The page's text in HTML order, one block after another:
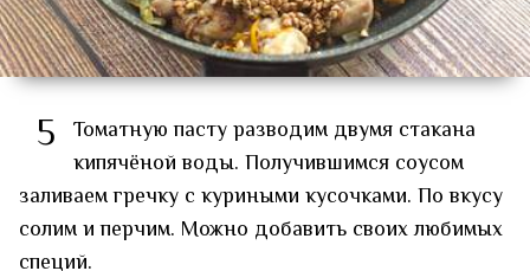
5 Томатную пасту разводим двумя стакана
кипячёной воды. Получившимся соусом
заливаем гречку с куриными кусочками. По вкусу
солим и перчим. Можно добавить своих любимых
специй.